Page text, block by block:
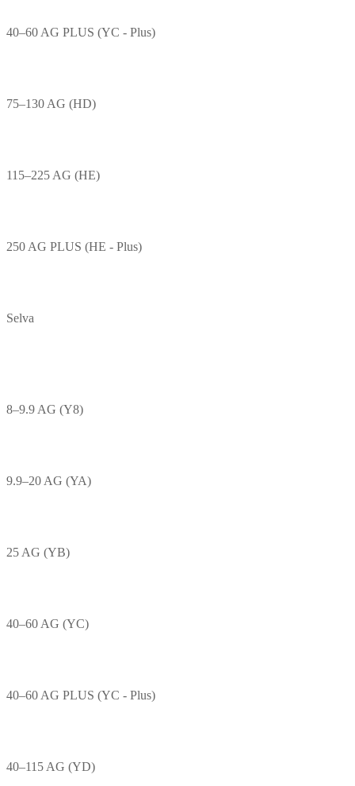
40–60 AG PLUS (YC - Plus)
75–130 AG (HD)
115–225 AG (HE)
250 AG PLUS (HE - Plus)
Selva
8–9.9 AG (Y8)
9.9–20 AG (YA)
25 AG (YB)
40–60 AG (YC)
40–60 AG PLUS (YC - Plus)
40–115 AG (YD)